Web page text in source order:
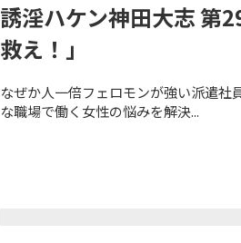
誘淫ハケン神田大志 第
救え！」
なぜか人一倍フェロモンが強い派遣社
な職場で働く女性の悩みを解決...